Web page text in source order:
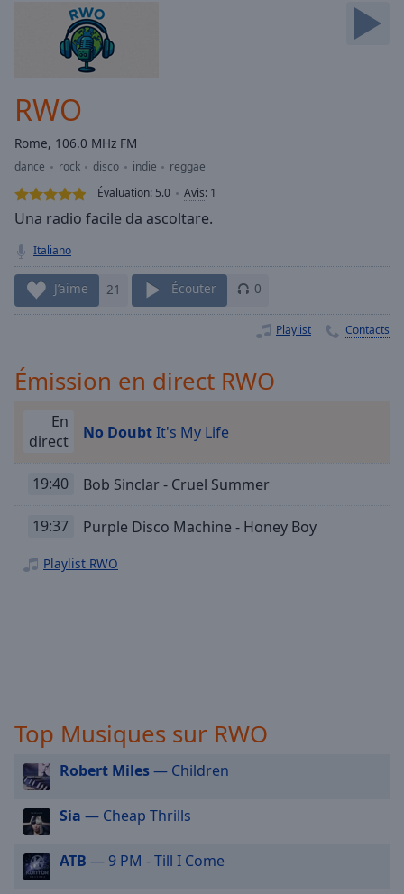
Loaded
0.00%
Stream
Type
live,
currently
behind
LIVE
Remaining
Chapters
Descriptions
descriptions
off,
subtitles
settings
dialog
subtitles
off
selected
Audio
Track
RWO
Rome, 106.0 MHz FM
dance rock disco indie
reggae
Évaluation: 5.0 Avis: 1
Una radio facile da ascoltare.
Italiano
J’aime 21 Écouter 0
Playlist Contacts
Émission en direct RWO
En
direct
No DoubtIt's My Life
19:40 Bob Sinclar - Cruel Summer
19:37 Purple Disco Machine - Honey Boy
Playlist RWO
Top Musiques sur RWO
Robert Miles— Children
Sia — Cheap Thrills
ATB — 9 PM - Till I Come